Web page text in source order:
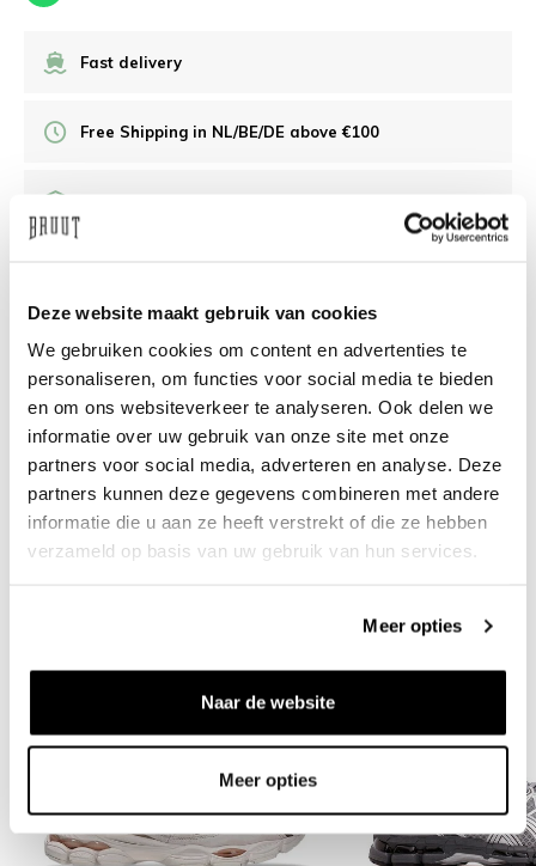
Deze website maakt gebruik van cookies
We gebruiken cookies om content en advertenties te
personaliseren, om functies voor social media te bieden
en om ons websiteverkeer te analyseren. Ook delen we
informatie over uw gebruik van onze site met onze
partners voor social media, adverteren en analyse. Deze
partners kunnen deze gegevens combineren met andere
informatie die u aan ze heeft verstrekt of die ze hebben
verzameld op basis van uw gebruik van hun services.
Meer opties
Naar de website
Meer opties
Fast delivery
Free Shipping in NL/BE/DE above €100
Need help?We're glad to help
info@bruut.nl Live chat Whatsapp
About this product
Shipment and returns